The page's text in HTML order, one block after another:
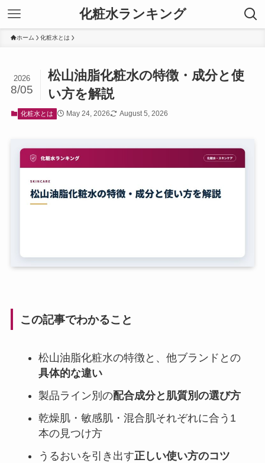
化粧水ランキング
ホーム 化粧水とは
松山油脂化粧水の特徴・成分と使
い方を解説
2026
8/05
化粧水とは May 24, 2026 August 5, 2026
この記事でわかること
松山油脂化粧水の特徴と、他ブランドとの
具体的な違い
製品ライン別の配合成分と肌質別の選び方
乾燥肌・敏感肌・混合肌それぞれに合う1
本の見つけ方
うるおいを引き出す正しい使い方のコツ